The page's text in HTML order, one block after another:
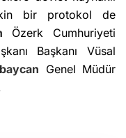
bir protokol de
Özerk Cumhuriyeti
Başkanı Vüsal
Genel Müdür